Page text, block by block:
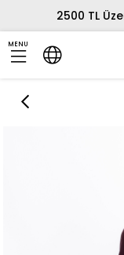
2500 TL
MENU